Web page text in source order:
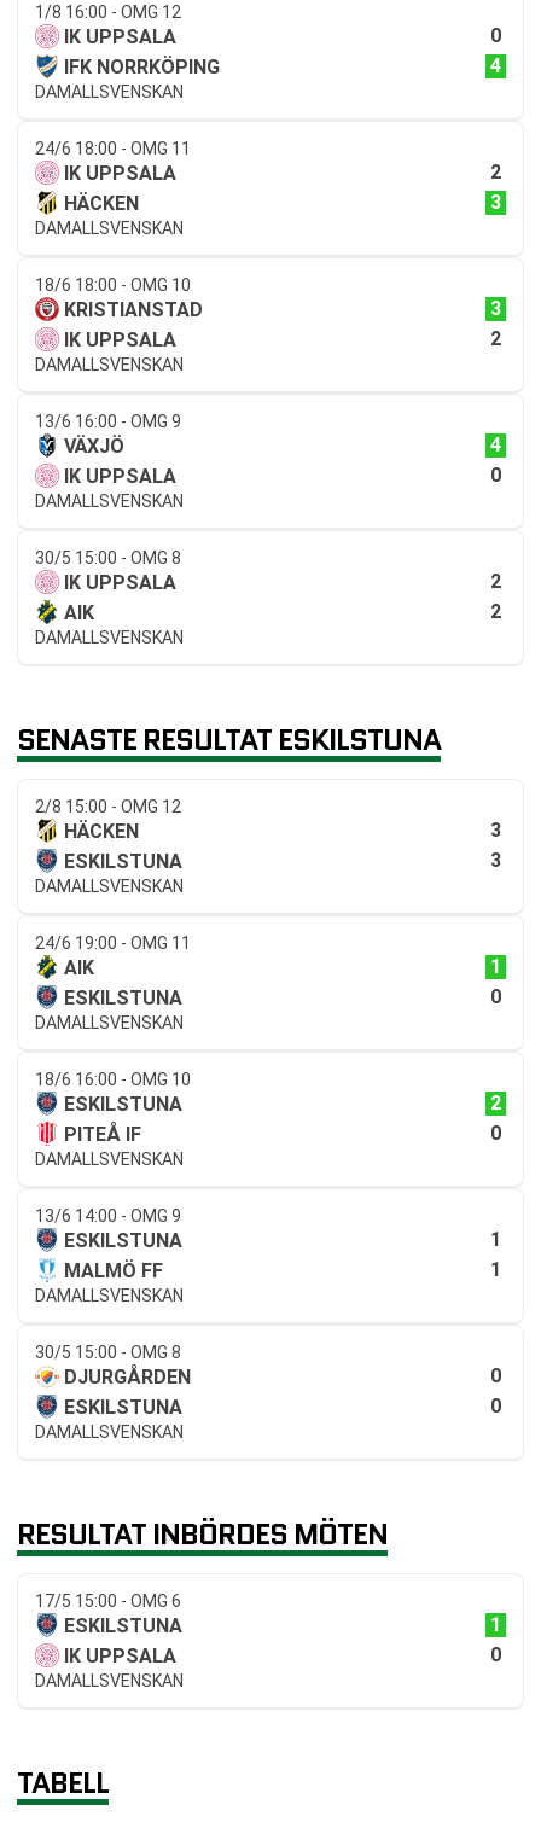
1/8 16:00 - OMG 12
IK UPPSALA
0
IFK NORRKÖPING
4
DAMALLSVENSKAN
24/6 18:00 - OMG 11
IK UPPSALA
2
HÄCKEN
3
DAMALLSVENSKAN
18/6 18:00 - OMG 10
KRISTIANSTAD
3
IK UPPSALA
2
DAMALLSVENSKAN
13/6 16:00 - OMG 9
VÄXJÖ
4
IK UPPSALA
0
DAMALLSVENSKAN
30/5 15:00 - OMG 8
IK UPPSALA
2
AIK
2
DAMALLSVENSKAN
SENASTE RESULTAT ESKILSTUNA
2/8 15:00 - OMG 12
HÄCKEN
3
ESKILSTUNA
3
DAMALLSVENSKAN
24/6 19:00 - OMG 11
AIK
1
ESKILSTUNA
0
DAMALLSVENSKAN
18/6 16:00 - OMG 10
ESKILSTUNA
2
PITEÅ IF
0
DAMALLSVENSKAN
13/6 14:00 - OMG 9
ESKILSTUNA
1
MALMÖ FF
1
DAMALLSVENSKAN
30/5 15:00 - OMG 8
DJURGÅRDEN
0
ESKILSTUNA
0
DAMALLSVENSKAN
RESULTAT INBÖRDES MÖTEN
17/5 15:00 - OMG 6
ESKILSTUNA
1
IK UPPSALA
0
DAMALLSVENSKAN
TABELL